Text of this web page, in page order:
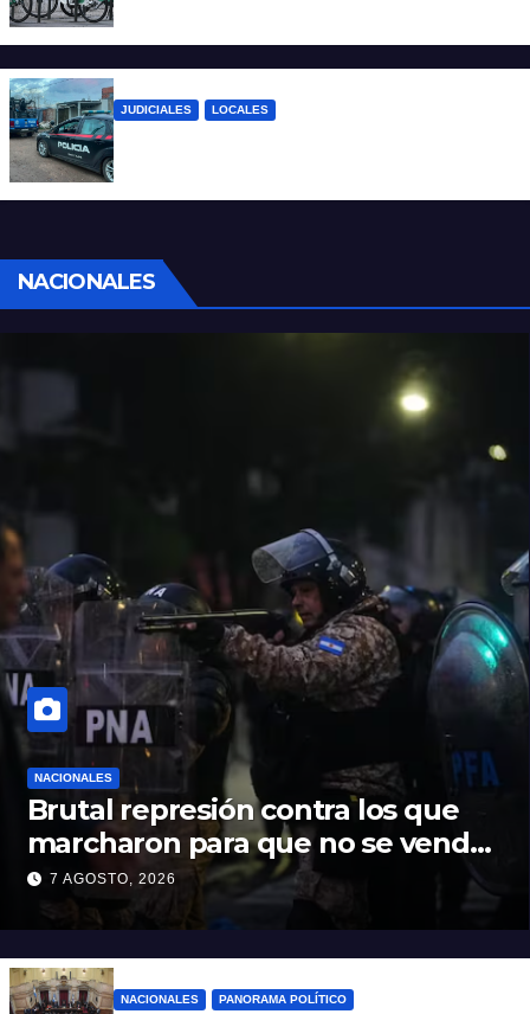
JUDICIALES LOCALES
NACIONALES
NACIONALES
Brutal represión contra los que
marcharon para que no se venda
la patria
7 AGOSTO, 2026
NACIONALES PANORAMA POLÍTICO